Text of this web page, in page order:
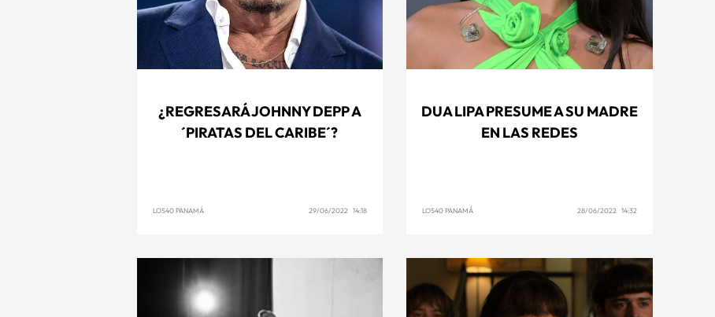
¿REGRESARÁ JOHNNY DEPP A
´PIRATAS DEL CARIBE´?
LOS40 PANAMÁ 29/06/2022 14:18
DUA LIPA PRESUME A SU MADRE
EN LAS REDES
LOS40 PANAMÁ 28/06/2022 14:32